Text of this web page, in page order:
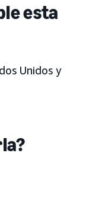
esta
Unidos y